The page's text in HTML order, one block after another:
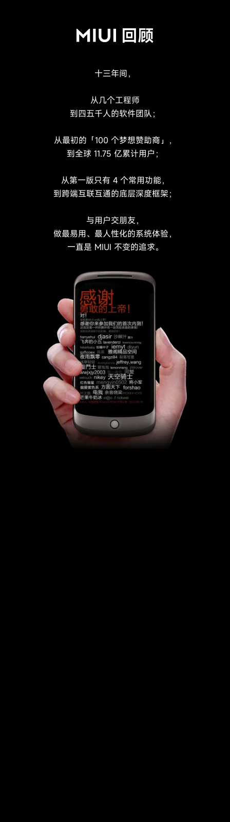
回顾
十三年间，
从几个工程师
到四五千人的软件团队；
从最初的「100 个梦想赞助商」，
到全球 11.75 亿累计用户；
从第一版只有 4 个常用功能，
到跨端互联互通的底层深度框架；
与用户交朋友，
做最易用、最人性化的系统体验，
一直是 MIUI 不变的追求。